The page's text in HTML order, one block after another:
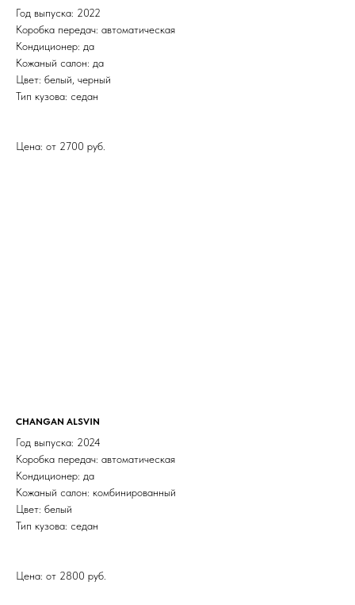
Год выпуска: 2022
Коробка передач: автоматическая
Кондиционер: да
Кожаный салон: да
Цвет: белый, черный
Тип кузова: седан
Цена: от 2700 руб.
CHANGAN ALSVIN
Год выпуска: 2024
Коробка передач: автоматическая
Кондиционер: да
Кожаный салон: комбинированный
Цвет: белый
Тип кузова: седан
Цена: от 2800 руб.